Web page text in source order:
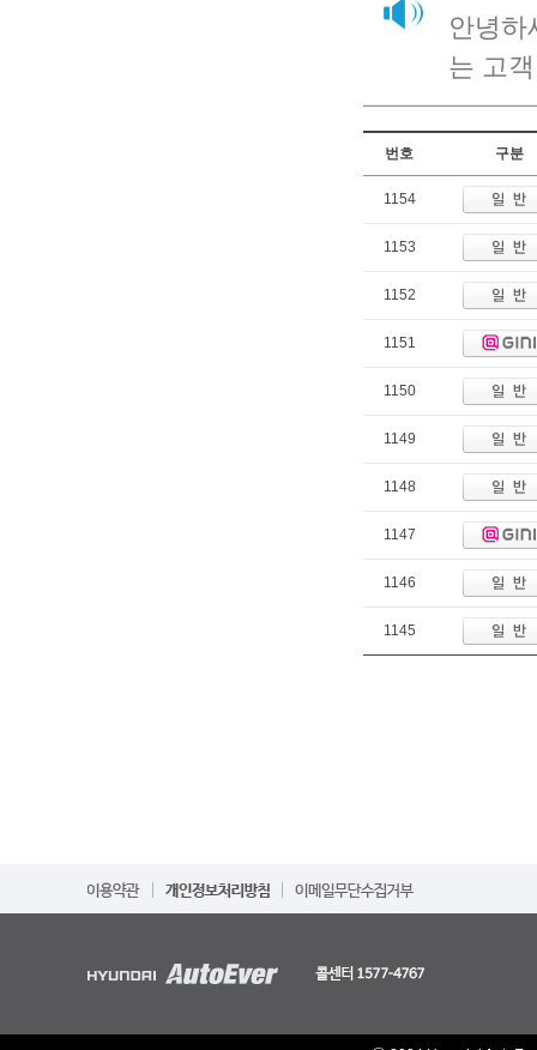
안녕하
는 고
번호 구분
1154
1153
1152
1151
1150
1149
1148
1147
1146
1145